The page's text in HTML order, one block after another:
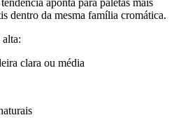
aponta para paletas mais
dentro da mesma família cromática.
clara ou média